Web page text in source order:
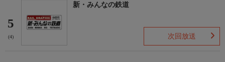
5
(4)
新・みんなの鉄道
次回放送